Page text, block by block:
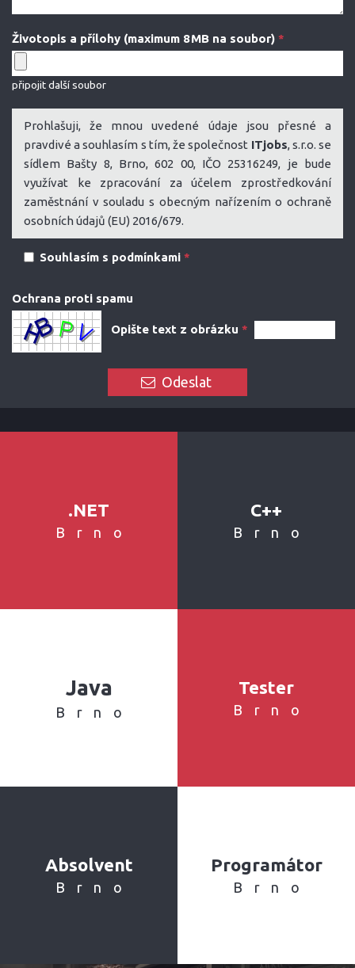
Životopis a přílohy (maximum 8 MB na soubor) *
připojit další soubor
Prohlašuji, že mnou uvedené údaje jsou přesné a
pravdivé a souhlasím s tím, že společnost ITjobs, s.r.o. se
sídlem Bašty 8, Brno, 602 00, IČO 25316249, je bude
využívat ke zpracování za účelem zprostředkování
zaměstnání v souladu s obecným nařízením o ochraně
osobních údajů (EU) 2016/679.
Souhlasím s podmínkami *
Ochrana proti spamu
Opište text z obrázku *
Odeslat
.NET
Brno
C++
Brno
Java
Brno
Tester
Brno
Absolvent
Brno
Programátor
Brno